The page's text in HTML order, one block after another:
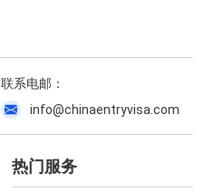
联系电邮：
info@chinaentryvisa.com
热门服务